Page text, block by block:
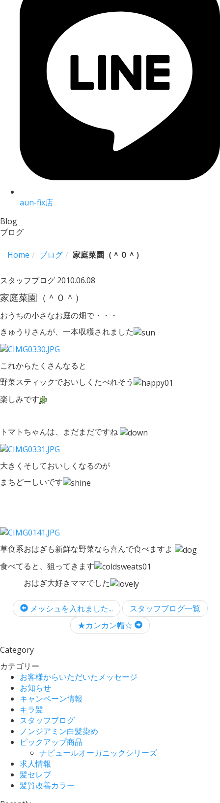
aun-fix店
Blog
ブログ
Home ブログ 家庭菜園（＾０＾）
スタッフブログ 2010.06.08
家庭菜園（＾０＾）
おうちの小さなお庭の畑で・・・
きゅうりさんが、一本収穫されました
これからたくさんなると
野菜スティックでおいしくたべれそう
楽しみです
トマトちゃんは、まだまだですね
大きくそしておいしくなるのが
まちどーしいです
草食系おはぎも新鮮な野菜なら喜んで食べますよ
食べてると、狙ってきます
おはぎ大好きママでした
メッシュを入れました...
スタッフブログ一覧
★カンカン帽☆
Category
カテゴリー
お客様からいただいたメッセージ
お知らせ
キャンペーン情報
キラ髪
スタッフブログ
ノンジアミン白髪染め
ピックアップ商品
ナピュールオーガニックシリーズ
求人情報
髪セレブ
髪質改善カラー